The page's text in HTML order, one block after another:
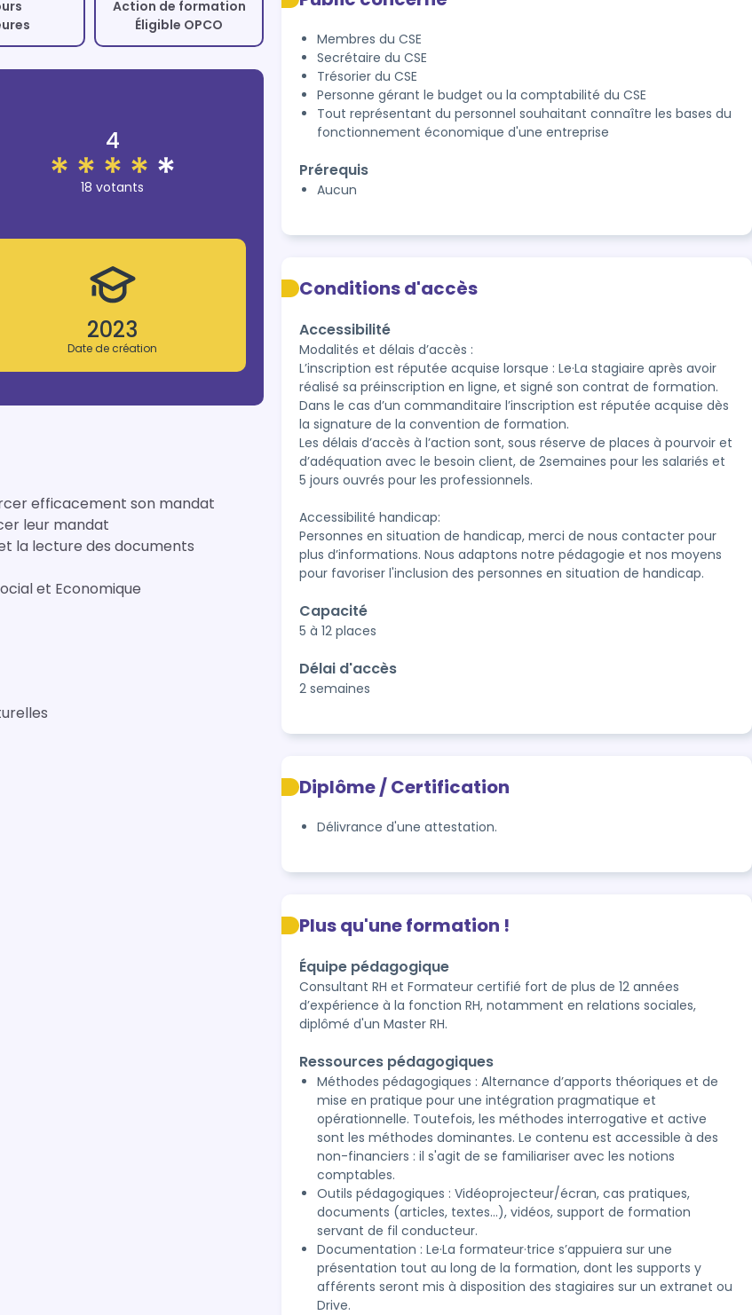
Action de formation
Éligible OPCO
4
18 votants
2023
Date de création
efficacement son mandat
leur mandat
la lecture des documents
et Economique
Membres du CSE
Secrétaire du CSE
Trésorier du CSE
Personne gérant le budget ou la comptabilité du CSE
Tout représentant du personnel souhaitant connaître les bases du
fonctionnement économique d'une entreprise
Prérequis
Aucun
Conditions d'accès
Accessibilité
Modalités et délais d’accès :
L’inscription est réputée acquise lorsque : Le·La stagiaire après avoir
réalisé sa préinscription en ligne, et signé son contrat de formation.
Dans le cas d’un commanditaire l’inscription est réputée acquise dès
la signature de la convention de formation.
Les délais d’accès à l’action sont, sous réserve de places à pourvoir et
d’adéquation avec le besoin client, de 2semaines pour les salariés et
5 jours ouvrés pour les professionnels.
Accessibilité handicap:
Personnes en situation de handicap, merci de nous contacter pour
plus d’informations. Nous adaptons notre pédagogie et nos moyens
pour favoriser l'inclusion des personnes en situation de handicap.
Capacité
5 à 12 places
Délai d'accès
2 semaines
Diplôme / Certification
Délivrance d'une attestation.
Plus qu'une formation !
Équipe pédagogique
Consultant RH et Formateur certifié fort de plus de 12 années
d’expérience à la fonction RH, notamment en relations sociales,
diplômé d'un Master RH.
Ressources pédagogiques
Méthodes pédagogiques : Alternance d’apports théoriques et de
mise en pratique pour une intégration pragmatique et
opérationnelle. Toutefois, les méthodes interrogative et active
sont les méthodes dominantes. Le contenu est accessible à des
non-financiers : il s'agit de se familiariser avec les notions
comptables.
Outils pédagogiques : Vidéoprojecteur/écran, cas pratiques,
documents (articles, textes…), vidéos, support de formation
servant de fil conducteur.
Documentation : Le·La formateur·trice s’appuiera sur une
présentation tout au long de la formation, dont les supports y
afférents seront mis à disposition des stagiaires sur un extranet ou
Drive.